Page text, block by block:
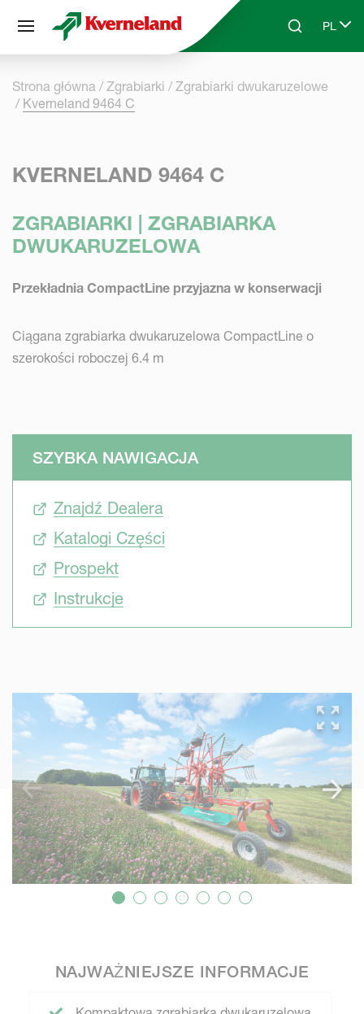
Skip to main contentSearchPL
Select
Strona główna Zgrabiarki
Zgrabiarki dwukaruzelowe
Kverneland 9464 C
KVERNELAND 9464 C
ZGRABIARKI | ZGRABIARKA
DWUKARUZELOWA
Przekładnia CompactLine przyjazna w konserwacji
Ciągana zgrabiarka dwukaruzelowa CompactLine o
szerokości roboczej 6.4 m
SZYBKA NAWIGACJA
Znajdź Dealera
Katalogi Części
Prospekt
Instrukcje
NAJWAŻNIEJSZE INFORMACJE
Panel zarządzania plikami cookies